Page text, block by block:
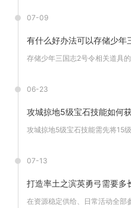
07-09
存储少年三国志2号令相关道具
06-23
攻城掠地5级宝石技能如何
攻城掠地5级宝石技能需先将15
07-13
在资源稳定供给、日常活动全部